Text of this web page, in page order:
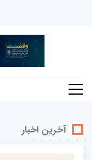
آخرین اخبار